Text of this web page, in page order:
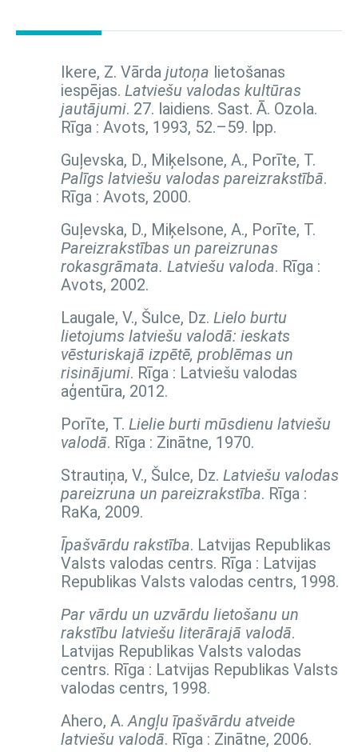
Ikere, Z. Vārda jutoņa lietošanas
iespējas. Latviešu valodas kultūras
jautājumi. 27. laidiens. Sast. Ā. Ozola.
Rīga : Avots, 1993, 52.–59. lpp.
Guļevska, D., Miķelsone, A., Porīte, T.
Palīgs latviešu valodas pareizrakstībā.
Rīga : Avots, 2000.
Guļevska, D., Miķelsone, A., Porīte, T.
Pareizrakstības un pareizrunas
rokasgrāmata. Latviešu valoda. Rīga :
Avots, 2002.
Laugale, V., Šulce, Dz. Lielo burtu
lietojums latviešu valodā: ieskats
vēsturiskajā izpētē, problēmas un
risinājumi. Rīga : Latviešu valodas
aģentūra, 2012.
Porīte, T. Lielie burti mūsdienu latviešu
valodā. Rīga : Zinātne, 1970.
Strautiņa, V., Šulce, Dz. Latviešu valodas
pareizruna un pareizrakstība. Rīga :
RaKa, 2009.
Īpašvārdu rakstība. Latvijas Republikas
Valsts valodas centrs. Rīga : Latvijas
Republikas Valsts valodas centrs, 1998.
Par vārdu un uzvārdu lietošanu un
rakstību latviešu literārajā valodā.
Latvijas Republikas Valsts valodas
centrs. Rīga : Latvijas Republikas Valsts
valodas centrs, 1998.
Ahero, A.Angļu īpašvārdu atveide
latviešu valodā. Rīga : Zinātne, 2006.